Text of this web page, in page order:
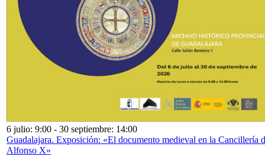
6 julio: 9:00 - 30 septiembre: 14:00
Guadalajara. Exposición: «El documento medieval en la Cancillería
Alfonso X»